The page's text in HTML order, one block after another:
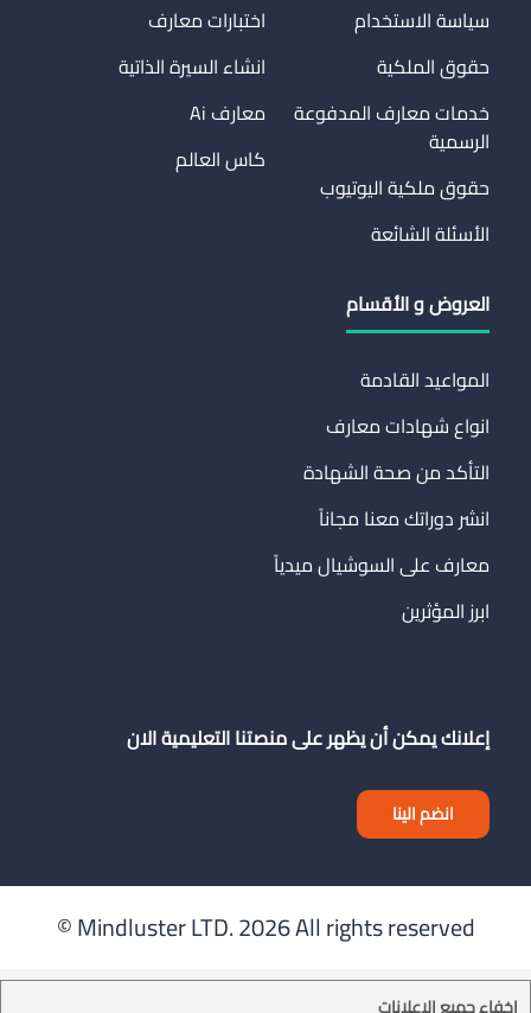
سياسة الاستخدام
حقوق الملكية
خدمات معارف المدفوعة
الرسمية
حقوق ملكية اليوتيوب
الأسئلة الشائعة
اختبارات معارف
انشاء السيرة الذاتية
معارف Ai
كاس العالم
العروض و الأقسام
المواعيد القادمة
انواع شهادات معارف
التأكد من صحة الشهادة
انشر دوراتك معنا مجاناً
معارف على السوشيال ميدياً
ابرز المؤثرين
إعلانك يمكن أن يظهر على منصتنا التعليمية الان
انضم الينا
Mindluster LTD.2026 All rights reserved ©
إخفاء جميع الإعلانات